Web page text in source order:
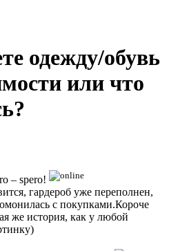
одежду/обувь
или что
– spero!
гардероб уже переполнен,
с покупками.Короче
же история, как у любой